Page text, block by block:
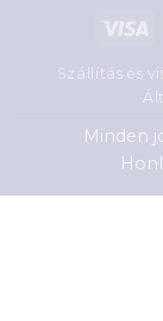
Szállítás és
Minden